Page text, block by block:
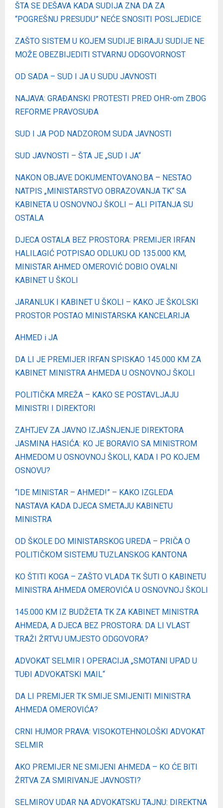
ŠTA SE DEŠAVA KADA SUDIJA ZNA DA ZA
“POGREŠNU PRESUDU” NEĆE SNOSITI POSLJEDICE
ZAŠTO SISTEM U KOJEM SUDIJE BIRAJU SUDIJE NE
MOŽE OBEZBIJEDITI STVARNU ODGOVORNOST
OD SADA – SUD I JA U SUDU JAVNOSTI
NAJAVA: GRAĐANSKI PROTESTI PRED OHR-om ZBOG
REFORME PRAVOSUĐA
SUD I JA POD NADZOROM SUDA JAVNOSTI
SUD JAVNOSTI – ŠTA JE „SUD I JA“
NAKON OBJAVE DOKUMENTOVANO.BA – NESTAO
NATPIS „MINISTARSTVO OBRAZOVANJA TK“ SA
KABINETA U OSNOVNOJ ŠKOLI – ALI PITANJA SU
OSTALA
DJECA OSTALA BEZ PROSTORA: PREMIJER IRFAN
HALILAGIĆ POTPISAO ODLUKU OD 135.000 KM,
MINISTAR AHMED OMEROVIĆ DOBIO OVALNI
KABINET U ŠKOLI
JARANLUK I KABINET U ŠKOLI – KAKO JE ŠKOLSKI
PROSTOR POSTAO MINISTARSKA KANCELARIJA
AHMED i JA
DA LI JE PREMIJER IRFAN SPISKAO 145.000 KM ZA
KABINET MINISTRA AHMEDA U OSNOVNOJ ŠKOLI
POLITIČKA MREŽA – KAKO SE POSTAVLJAJU
MINISTRI I DIREKTORI
ZAHTJEV ZA JAVNO IZJAŠNJENJE DIREKTORA
JASMINA HASIĆA: KO JE BORAVIO SA MINISTROM
AHMEDOM U OSNOVNOJ ŠKOLI, KADA I PO KOJEM
OSNOVU?
“IDE MINISTAR – AHMED!” – KAKO IZGLEDA
NASTAVA KADA DJECA SMETAJU KABINETU
MINISTRA
OD ŠKOLE DO MINISTARSKOG UREDA – PRIČA O
POLITIČKOM SISTEMU TUZLANSKOG KANTONA
KO ŠTITI KOGA – ZAŠTO VLADA TK ŠUTI O KABINETU
MINISTRA AHMEDA OMEROVIĆA U OSNOVNOJ ŠKOLI
145.000 KM IZ BUDŽETA TK ZA KABINET MINISTRA
AHMEDA, A DJECA BEZ PROSTORA: DA LI VLAST
TRAŽI ŽRTVU UMJESTO ODGOVORA?
ADVOKAT SELMIR I OPERACIJA „SMOTANI UPAD U
TUĐI ADVOKATSKI MAIL“
DA LI PREMIJER TK SMIJE SMIJENITI MINISTRA
AHMEDA OMEROVIĆA?
CRNI HUMOR PRAVA: VISOKOTEHNOLOŠKI ADVOKAT
SELMIR
AKO PREMIJER NE SMIJENI AHMEDA – KO ĆE BITI
ŽRTVA ZA SMIRIVANJE JAVNOSTI?
SELMIROV UDAR NA ADVOKATSKU TAJNU: DIREKTNA